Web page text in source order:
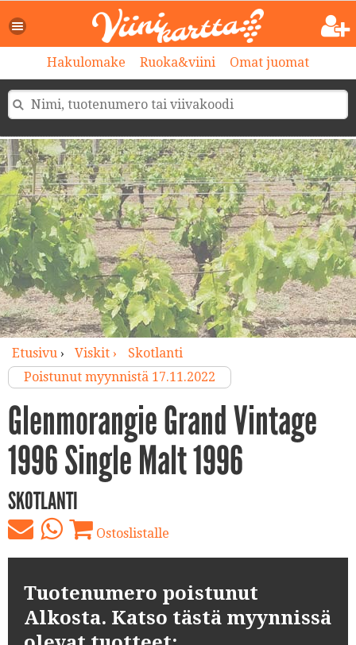
Hakulomake Ruoka&viini Omat juomat
Etusivu› Viskit ›
Skotlanti
Poistunut myynnistä 17.11.2022
Glenmorangie Grand Vintage
1996 Single Malt 1996
SKOTLANTI
Ostoslistalle
Tuotenumero poistunut
Alkosta. Katso tästä myynnissä